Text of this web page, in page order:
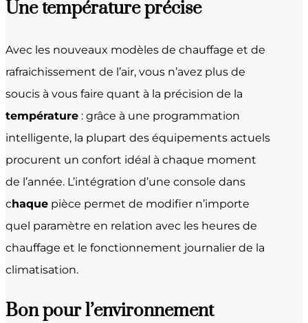
Une température précise
Avec les nouveaux modèles de chauffage et de
rafraichissement de l’air, vous n’avez plus de
soucis à vous faire quant à la précision de la
température : grâce à une programmation
intelligente, la plupart des équipements actuels
procurent un confort idéal à chaque moment
de l’année. L’intégration d’une console dans
chaque pièce permet de modifier n’importe
quel paramètre en relation avec les heures de
chauffage et le fonctionnement journalier de la
climatisation.
Bon pour l’environnement